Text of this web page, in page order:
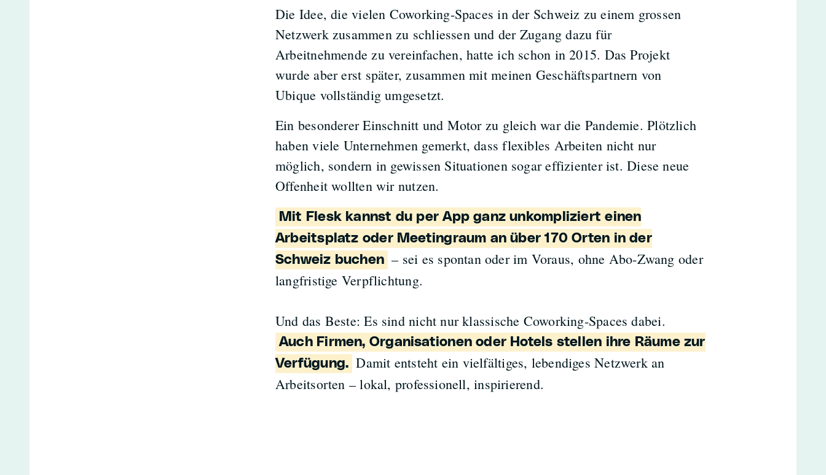
Die Idee, die vielen Coworking-Spaces in der Schweiz zu einem grossen
Netzwerk zusammen zu schliessen und der Zugang dazu für
Arbeitnehmende zu vereinfachen, hatte ich schon in 2015. Das Projekt
wurde aber erst später, zusammen mit meinen Geschäftspartnern von
Ubique vollständig umgesetzt.
Ein besonderer Einschnitt und Motor zu gleich war die Pandemie. Plötzlich
haben viele Unternehmen gemerkt, dass flexibles Arbeiten nicht nur
möglich, sondern in gewissen Situationen sogar effizienter ist. Diese neue
Offenheit wollten wir nutzen.
Mit Flesk kannst du per App ganz unkompliziert einen
Arbeitsplatz oder Meetingraum an über 170 Orten in der
Schweiz buchen – sei es spontan oder im Voraus, ohne Abo-Zwang oder
langfristige Verpflichtung.
Und das Beste: Es sind nicht nur klassische Coworking-Spaces dabei.
Auch Firmen, Organisationen oder Hotels stellen ihre Räume zur
Verfügung. Damit entsteht ein vielfältiges, lebendiges Netzwerk an
Arbeitsorten – lokal, professionell, inspirierend.